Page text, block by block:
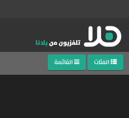
الفئات القائمة